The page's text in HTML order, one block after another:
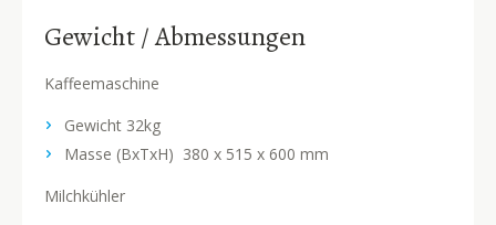
Gewicht / Abmessungen
Kaffeemaschine
Gewicht 32kg
Masse (BxTxH) 380 x 515 x 600 mm
Milchkühler